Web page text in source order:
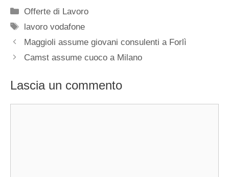
Categorie
Offerte di Lavoro
Tag
lavoro vodafone
Maggioli assume giovani consulenti a Forlì
Camst assume cuoco a Milano
Lascia un commento